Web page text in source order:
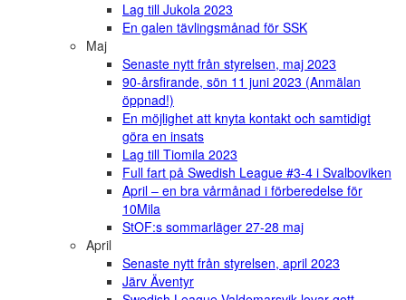
Lag till Jukola 2023
En galen tävlingsmånad för SSK
Maj
Senaste nytt från styrelsen, maj 2023
90-årsfirande, sön 11 juni 2023 (Anmälan
öppnad!)
En möjlighet att knyta kontakt och samtidigt
göra en insats
Lag till Tiomila 2023
Full fart på Swedish League #3-4 i Svalboviken
April – en bra vårmånad i förberedelse för
10Mila
StOF:s sommarläger 27-28 maj
April
Senaste nytt från styrelsen, april 2023
Järv Äventyr